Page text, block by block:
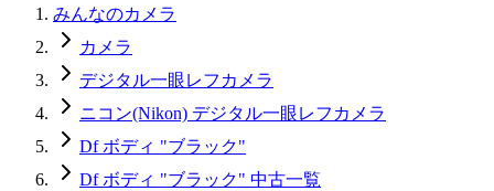
みんなのカメラ
カメラ
デジタル一眼レフカメラ
ニコン(Nikon) デジタル一眼レフカメラ
Df ボディ "ブラック"
Df ボディ "ブラック" 中古一覧